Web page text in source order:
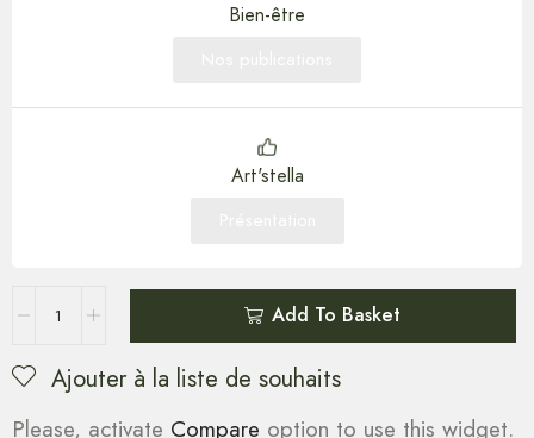
Bien-être
Art'stella
Add To Basket
Ajouter à la liste de souhaits
Please, activate Compare option to use this widget.